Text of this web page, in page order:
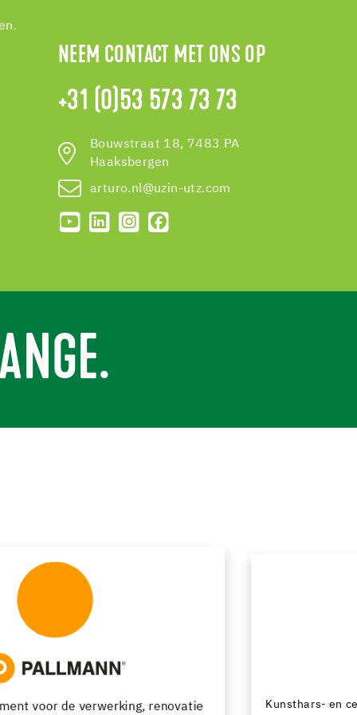
NEEM CONTACT MET ONS OP
+31 (0)53 573 73 73
Bouwstraat 18, 7483 PA
Haaksbergen
arturo.nl@uzin-utz.com
Kunsthars- en cementgebonden vloersystemen met